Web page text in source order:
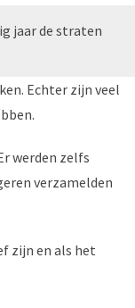
jaar de straten
Echter zijn veel
werden zelfs
verzamelden
zijn en als het